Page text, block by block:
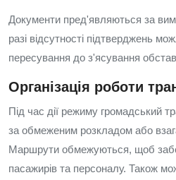
Документи пред'являються за
разі відсутності підтверджень
пересування до з'ясування
Організація роботи
Під час дії режиму громадський
за обмеженим розкладом або
Маршрути обмежуються, щоб
пасажирів та персоналу. Також